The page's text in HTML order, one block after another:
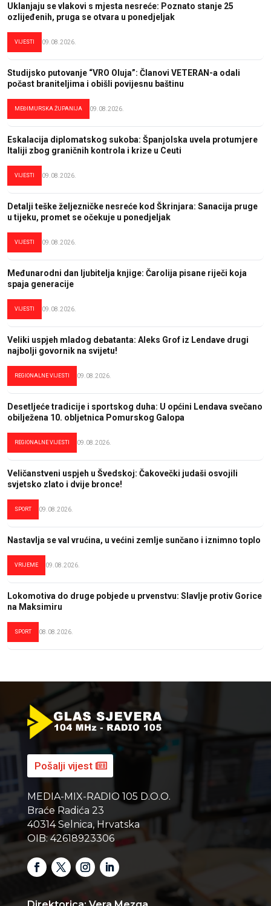
Uklanjaju se vlakovi s mjesta nesreće: Poznato stanje 25
ozlijeđenih, pruga se otvara u ponedjeljak
VIJESTI 09.08.2026.
Studijsko putovanje “VRO Oluja”: Članovi VETERAN-a odali
počast braniteljima i obišli povijesnu baštinu
MEĐIMURSKA ŽUPANIJA 09.08.2026.
Eskalacija diplomatskog sukoba: Španjolska uvela protumjere
Italiji zbog graničnih kontrola i krize u Ceuti
VIJESTI 09.08.2026.
Detalji teške željezničke nesreće kod Škrinjara: Sanacija pruge
u tijeku, promet se očekuje u ponedjeljak
VIJESTI 09.08.2026.
Međunarodni dan ljubitelja knjige: Čarolija pisane riječi koja
spaja generacije
VIJESTI 09.08.2026.
Veliki uspjeh mladog debatanta: Aleks Grof iz Lendave drugi
najbolji govornik na svijetu!
REGIONALNE VIJESTI 09.08.2026.
Desetljeće tradicije i sportskog duha: U općini Lendava svečano
obilježena 10. obljetnica Pomurskog Galopa
REGIONALNE VIJESTI 09.08.2026.
Veličanstveni uspjeh u Švedskoj: Čakovečki judaši osvojili
svjetsko zlato i dvije bronce!
SPORT 09.08.2026.
Nastavlja se val vrućina, u većini zemlje sunčano i iznimno toplo
VRIJEME 09.08.2026.
Lokomotiva do druge pobjede u prvenstvu: Slavlje protiv Gorice
na Maksimiru
SPORT 08.08.2026.
Pošalji vijest
MEDIA-MIX-RADIO 105 D.O.O.
Braće Radića 23
40314 Selnica, Hrvatska
OIB: 42618923306